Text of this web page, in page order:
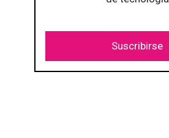
Suscribirse